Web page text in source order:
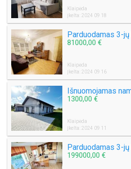
Klaipėda
Įkelta: 2024 09 18
81000,00 €
Klaipėda
Įkelta: 2024 09 16
1300,00 €
Klaipėda
Įkelta: 2024 09 11
199000,00 €